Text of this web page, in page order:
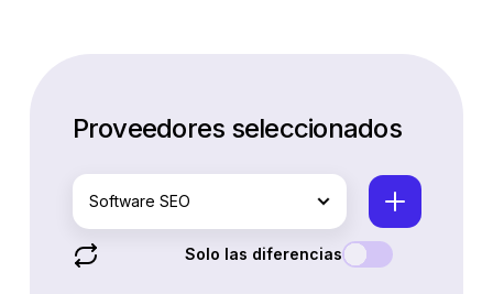
Proveedores seleccionados
Software SEO
Solo las diferencias